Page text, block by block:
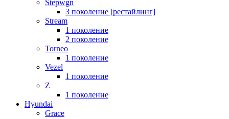
Stepwgn
3 поколение [рестайлинг]
Stream
1 поколение
2 поколение
Torneo
1 поколение
Vezel
1 поколение
Z
1 поколение
Hyundai
Grace